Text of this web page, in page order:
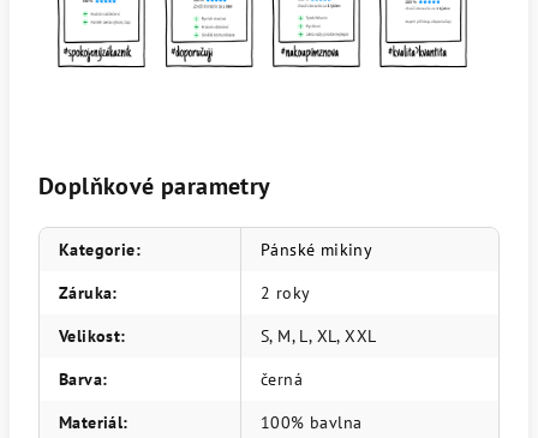
Doplňkové parametry
Kategorie:
Pánské mikiny
Záruka:
2 roky
Velikost:
S, M, L, XL, XXL
Barva:
černá
Materiál:
100% bavlna